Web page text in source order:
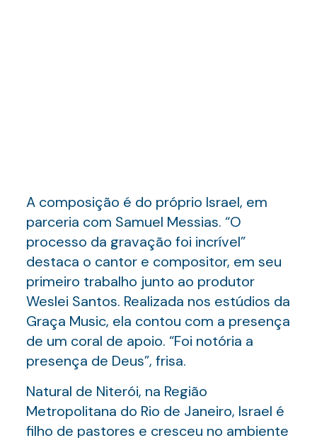
A composição é do próprio Israel, em
parceria com Samuel Messias. “O
processo da gravação foi incrível”
destaca o cantor e compositor, em seu
primeiro trabalho junto ao produtor
Weslei Santos. Realizada nos estúdios da
Graça Music, ela contou com a presença
de um coral de apoio. “Foi notória a
presença de Deus”, frisa.
Natural de Niterói, na Região
Metropolitana do Rio de Janeiro, Israel é
filho de pastores e cresceu no ambiente